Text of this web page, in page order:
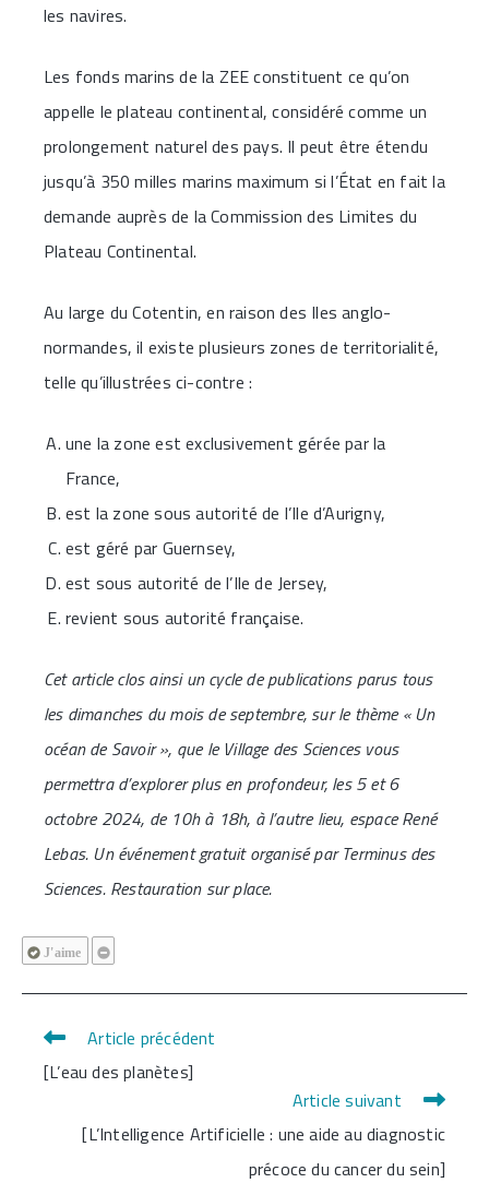
les navires.
Les fonds marins de la ZEE constituent ce qu’on
appelle le plateau continental, considéré comme un
prolongement naturel des pays. Il peut être étendu
jusqu’à 350 milles marins maximum si l’État en fait la
demande auprès de la Commission des Limites du
Plateau Continental.
Au large du Cotentin, en raison des Iles anglo-
normandes, il existe plusieurs zones de territorialité,
telle qu’illustrées ci-contre :
une la zone est exclusivement gérée par la
France,
est la zone sous autorité de l’Ile d’Aurigny,
est géré par Guernsey,
est sous autorité de l’Ile de Jersey,
revient sous autorité française.
Cet article clos ainsi un cycle de publications parus tous
les dimanches du mois de septembre, sur le thème « Un
océan de Savoir », que le Village des Sciences vous
permettra d’explorer plus en profondeur, les 5 et 6
octobre 2024, de 10h à 18h, à l’autre lieu, espace René
Lebas. Un événement gratuit organisé par Terminus des
Sciences. Restauration sur place.
J'aime
Read
more
Article précédent
[L’eau des planètes]
Article suivant
[L’Intelligence Artificielle : une aide au diagnostic
précoce du cancer du sein]